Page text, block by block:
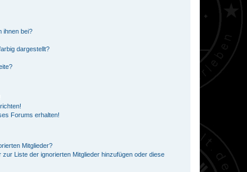
ihnen bei?
dargestellt?
Forums erhalten!
Mitglieder?
Liste der ignorierten Mitglieder hinzufügen oder diese